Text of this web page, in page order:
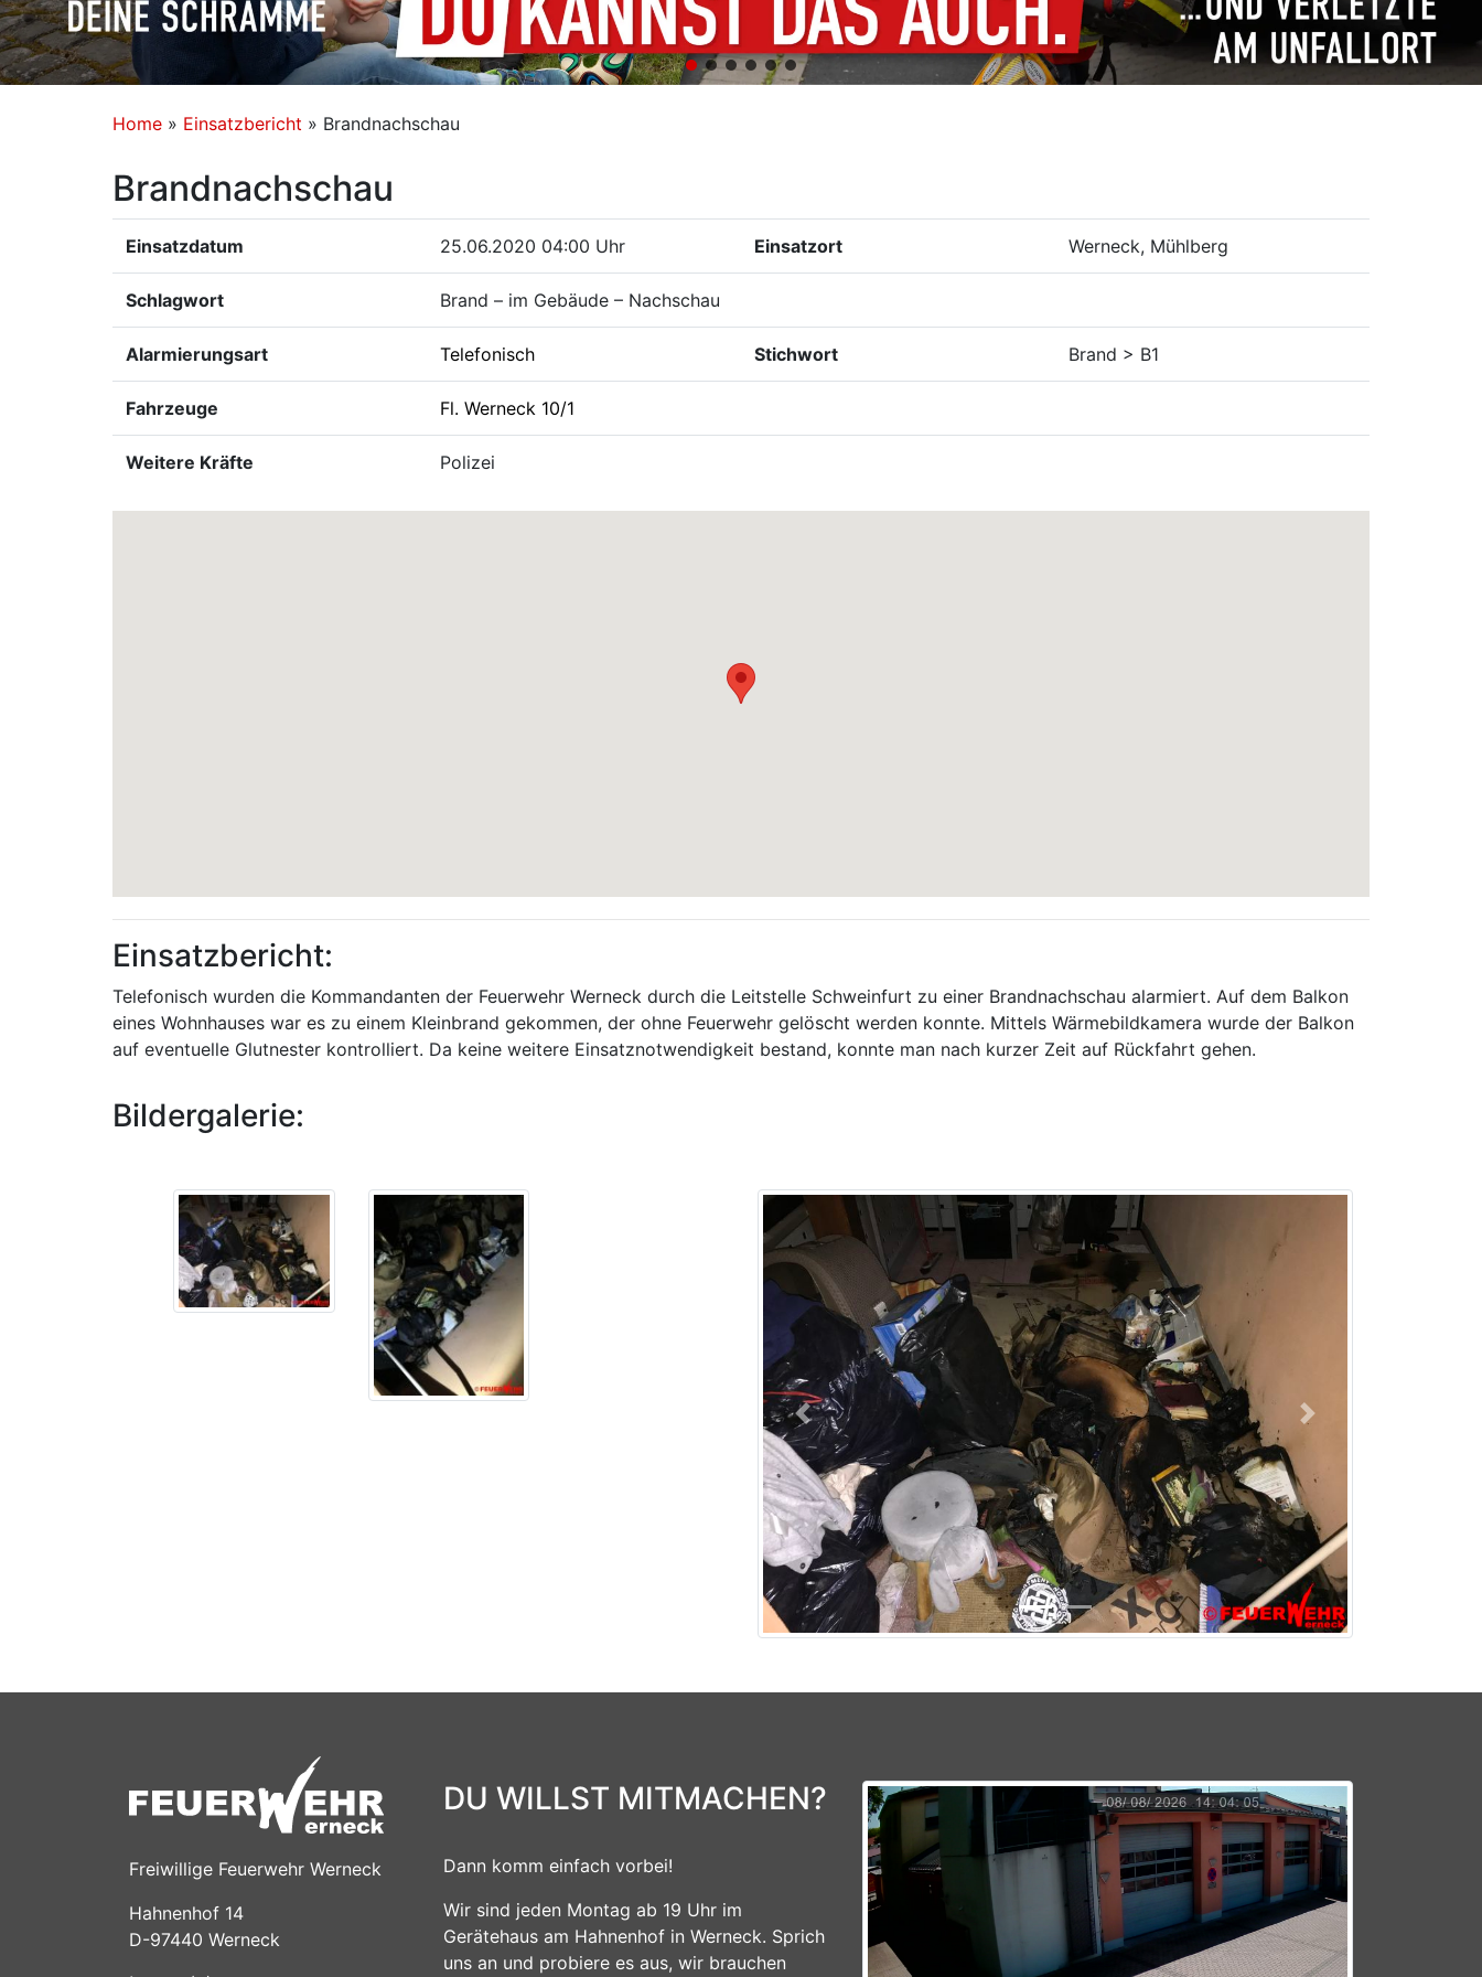
Home » Einsatzbericht » Brandnachschau
Brandnachschau
Einsatzdatum 25.06.2020 04:00 Uhr Einsatzort Werneck, Mühlberg
Schlagwort Brand – im Gebäude – Nachschau
Alarmierungsart Telefonisch Stichwort Brand > B1
Fahrzeuge Fl. Werneck 10/1
Weitere Kräfte Polizei
Einsatzbericht:
Telefonisch wurden die Kommandanten der Feuerwehr Werneck durch die Leitstelle Schweinfurt zu einer Brandnachschau alarmiert. Auf dem Balkon
eines Wohnhauses war es zu einem Kleinbrand gekommen, der ohne Feuerwehr gelöscht werden konnte. Mittels Wärmebildkamera wurde der Balkon
auf eventuelle Glutnester kontrolliert. Da keine weitere Einsatznotwendigkeit bestand, konnte man nach kurzer Zeit auf Rückfahrt gehen.
Bildergalerie:
Previous Next
Freiwillige Feuerwehr Werneck
Hahnenhof 14
D-97440 Werneck
DU WILLST MITMACHEN?
Dann komm einfach vorbei!
Wir sind jeden Montag ab 19 Uhr im
Gerätehaus am Hahnenhof in Werneck. Sprich
uns an und probiere es aus, wir brauchen